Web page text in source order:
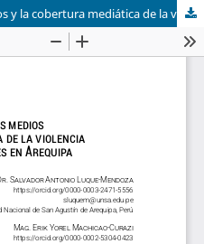
Percepción del rol de los medios y la cobertura mediática de la violencia en contra de las mujeres en Arequipa